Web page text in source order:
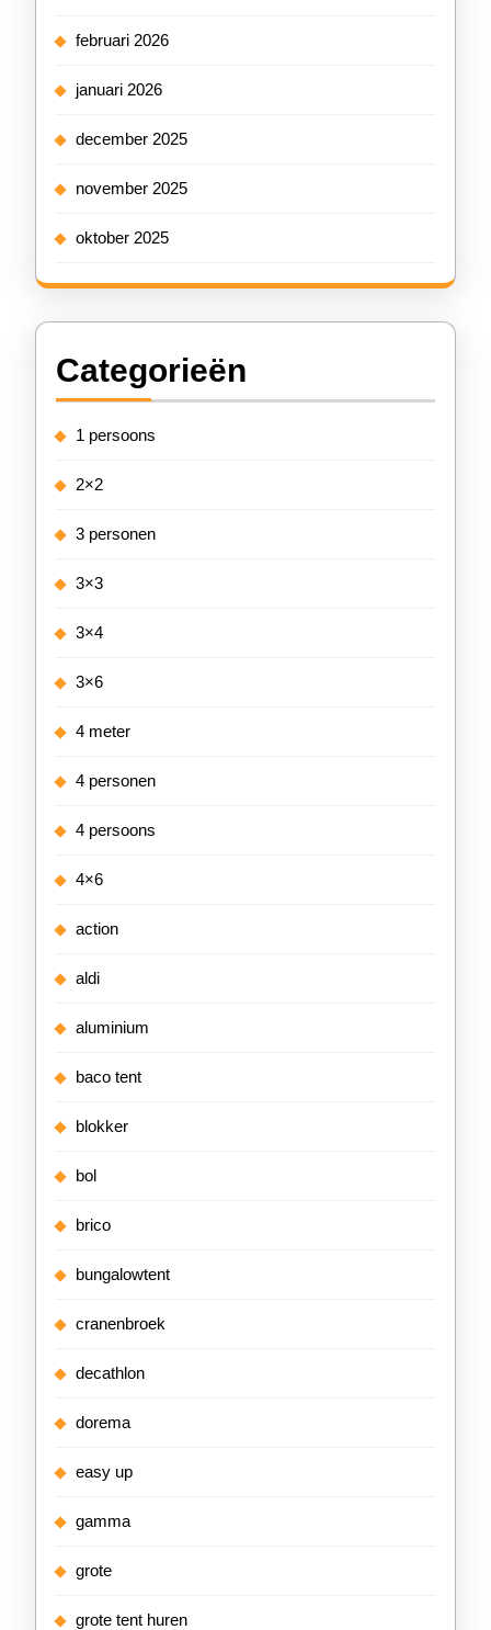
februari 2026
januari 2026
december 2025
november 2025
oktober 2025
Categorieën
1 persoons
2×2
3 personen
3×3
3×4
3×6
4 meter
4 personen
4 persoons
4×6
action
aldi
aluminium
baco tent
blokker
bol
brico
bungalowtent
cranenbroek
decathlon
dorema
easy up
gamma
grote
grote tent huren